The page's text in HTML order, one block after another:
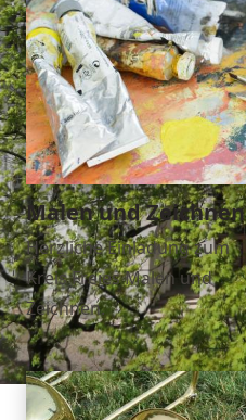
Malen und Zeichnen
Herzliche Einladung zum
Kreis Freies Malen und
Zeichnen.